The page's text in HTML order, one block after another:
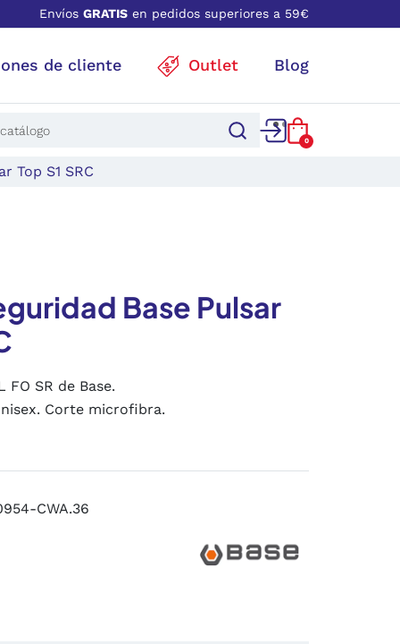
Envíos GRATIS en pedidos superiores a 59€
de cliente Outlet Blog
0
Top S1 SRC
Base Pulsar
FO SR de Base.
Corte microfibra.
CWA.36